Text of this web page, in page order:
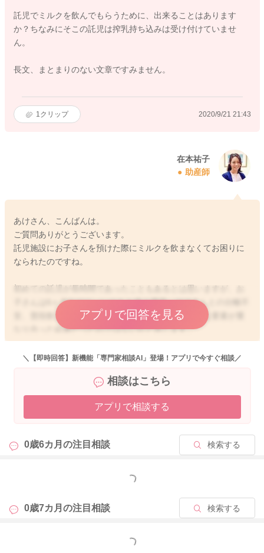
託児でミルクを飲んでもらうために、出来ることはあります
か？ちなみにそこの託児は搾乳持ち込みは受け付けていませ
ん。
長文、まとまりのない文章ですみません。
1 クリップ 2020/9/21 21:43
在本祐子
助産師
あけさん、こんばんは。
ご質問ありがとうございます。
託児施設にお子さんを預けた際にミルクを飲まなくてお困りに
なられたのですね。
初めての託児が長時間であったこともあるとは思いますが、お
子さんは6ヶ月なりに、いつもと違う環境、ママさんとの分離不
安、普段飲まないミルクと慣れない哺乳瓶と、色々な要素が重
なり合った結果だったのではないかと存じます。
ですが、お子さんも少しずつ託児の経験を重ねていくことで、
また、どうしても哺乳瓶が難しい場合には、離乳食を進めてお
くのも一つのやり方です。
託児施設と言うことであれば、毎日行く保育園とは違い、お子
ません。
預ける保育士さんにも対策を伺っておくとよいですね。
アプリで回答を見る
＼【即時回答】新機能「専門家相談AI」登場！アプリで今すぐ相談／
相談はこちら
アプリで相談する
0歳6カ月の注目相談 検索する
もっと見る
0歳7カ月の注目相談 検索する
もっと見る